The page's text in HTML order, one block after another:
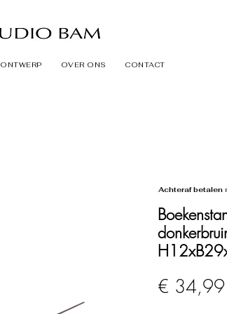
ONTWERP OVER ONS CONTACT
€ 34,99
Achteraf betalen